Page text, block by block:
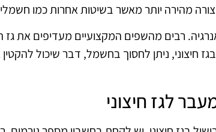
מהירה יותר מאשר בשיטות אחרות כמו
רבים מהשפים המקצועיים מעדיפים את
חיצוני, ניתן לחסוך בחשמל, דבר שיכול להקטין
לגז חיצוני